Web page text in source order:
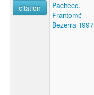
citation
Pacheco,
Frantomé
Bezerra 1997